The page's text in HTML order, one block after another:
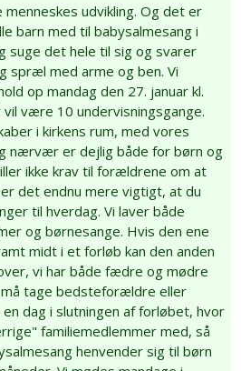
udvikling. Og det er
barn med til babysalmesang i
suge det hele til sig og svarer
spræl med arme og ben. Vi
op mandag den 27. januar kl.
vil være 10 undervisningsgange.
i kirkens rum, med vores
nærvær er dejlig både for børn og
ikke krav til forældrene om at
det endnu mere vigtigt, at du
til hverdag. Vi laver både
og børnesange. Hvis den ene
midt i et forløb kan den anden
vi har både fædre og mødre
må tage bedsteforældre eller
dag i slutningen af forløbet, hvor
familiemedlemmer med, så
henvender sig til børn